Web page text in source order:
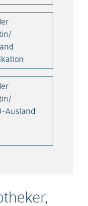
Ausland